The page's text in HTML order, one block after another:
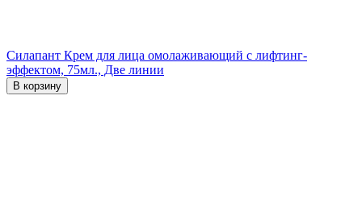
Силапант Крем для лица омолаживающий с лифтинг-
эффектом, 75мл., Две линии
В корзину